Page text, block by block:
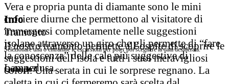
Vera e propria punta di diamante sono le mini
crociere diurne che permettono al visitatore di
immergersi completamente nelle suggestioni
isolane attraverso un giro che gli permette di “fare
la conoscenza” delle cale più suggestive di
Lampedusa.
Info
Il nostro tramonto permette all’ospite di scoprire le
suggestioni dell’isola e tutti i suoi meravigliosi
colori. Una serata in cui le sorprese regnano. La
Tramonto
Selezionare una o entrambe le escursioni per poter poi scegliere la data desiderata.
Quando?